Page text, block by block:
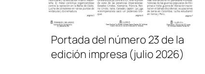
Portada del número 23 de la
edición impresa (julio 2026)